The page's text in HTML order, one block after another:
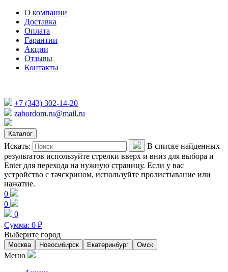
О компании
Доставка
Оплата
Гарантии
Акции
Отзывы
Контакты
+7 (343) 302-14-20
zabordom.ru@mail.ru
Каталог
Искать:
В списке найденных
результатов используйте стрелки вверх и вниз для выбора и
Enter для перехода на нужную страницу. Если у вас
устройство с тачскрином, используйте пролистывание или
нажатие.
0
0
0
Сумма: 0 ₽
Выберите город
Москва Новосибирск Екатеринбург Омск
Меню